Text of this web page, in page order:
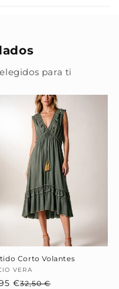
para ti
Corto Volantes
VERA
32,50 €
€